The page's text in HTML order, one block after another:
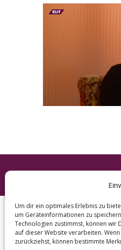
Um dir ein optimales Erlebnis zu
um Geräteinformationen zu
Technologien zustimmst, können wir
auf dieser Website verarbeiten.
zurückziehst, können bestimmte
h